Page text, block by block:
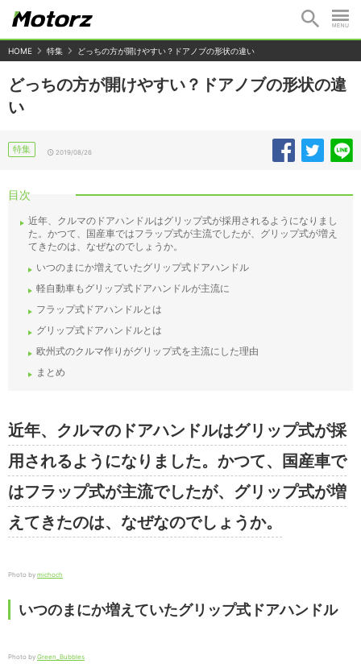
HOME 特集 どっちの方が開けやすい？ドアノブの形状の違い
どっちの方が開けやすい？ドアノブの形状の違
い
特集 2019/08/26
目次
近年、クルマのドアハンドルはグリップ式が採用されるようになりまし
た。かつて、国産車ではフラップ式が主流でしたが、グリップ式が増え
てきたのは、なぜなのでしょうか。
いつのまにか増えていたグリップ式ドアハンドル
軽自動車もグリップ式ドアハンドルが主流に
フラップ式ドアハンドルとは
グリップ式ドアハンドルとは
欧州式のクルマ作りがグリップ式を主流にした理由
まとめ
近年、クルマのドアハンドルはグリップ式が採
用されるようになりました。かつて、国産車で
はフラップ式が主流でしたが、グリップ式が増
えてきたのは、なぜなのでしょうか。
Photo by michoch
いつのまにか増えていたグリップ式ドアハンドル
Photo by Green_Bubbles